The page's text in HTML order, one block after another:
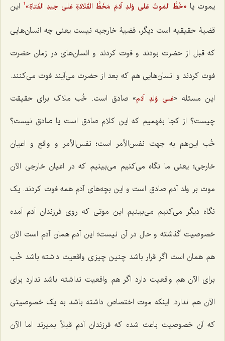
یموت یا «خُطَّ المَوتُ عَلی وُلدِ آدَمَ مَخَطَّ القَلادَةِ عَلی جیدِ الفَتاةِ»1
این
قضیۀ حقیقیه است دیگر، قضیۀ خارجیه نیست یعنی چه انسان‌هایی
که قبل از حضرت بودند و فوت کردند و انسان‌های در زمان حضرت
فوت کردند و انسان‌هایی هم که بعد از حضرت می‌آیند فوت می‌کنند.
این مسئله «عَلی وُلدِ آدَم» صادق است. خُب ملاک برای حقیقت
چیست؟ از کجا بفهمیم که این کلام صادق است یا صادق نیست؟
خُب این‌هم به جهت نفس‌الأمر است؛ نفس‌الأمر و واقع و اعیان
خارجی؛ یعنی ما نگاه می‌کنیم می‌بینیم که در اعیان خارجی الآن
موت بر ولد آدم صادق است و این بچه‌های آدم همه فوت کردند. یک
نگاه دیگر می‌کنیم می‌بینیم این موتی که روی فرزندان آدم آمده
خصوصیت گذشته و حال در آن نیست؛ این آدم همان آدم است الآن
هم همان است اگر قرار باشد چنین چیزی واقعیت داشته باشد خُب
برای الآن هم واقعیت دارد اگر هم واقعیت نداشته باشد ندارد برای
الآن هم ندارد. اینکه موت اختصاص داشته باشد به یک خصوصیتی
که آن خصوصیت باعث شده که فرزندان آدم قبلاً بمیرند اما الآن